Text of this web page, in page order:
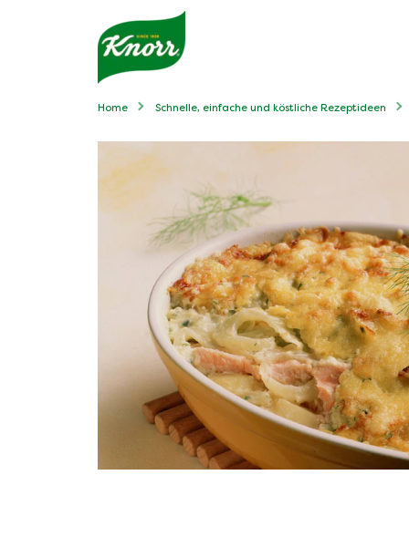
Home Schnelle, einfache und köstliche Rezeptideen